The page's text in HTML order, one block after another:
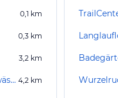
0,1 km
0,3 km
3,2 km
Technisches Museum Silberwäsche Antonsthal 4,2 km